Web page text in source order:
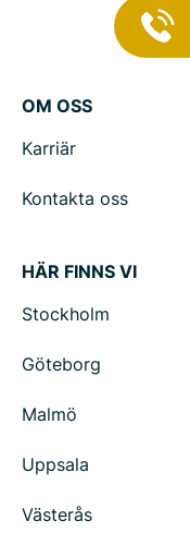
OM OSS
Karriär
Kontakta oss
HÄR FINNS VI
Stockholm
Göteborg
Malmö
Uppsala
Västerås